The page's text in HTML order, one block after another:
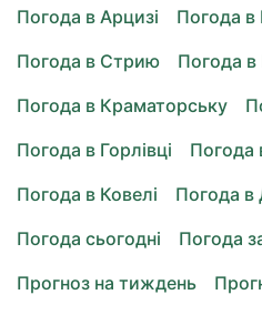
Погода в Арцизі
Погода в
Погода в Стрию
Погода в
Погода в Краматорську
Погода в Горлівці
Погода
Погода в Ковелі
Погода в
Погода сьогодні
Погода
Прогноз на тиждень